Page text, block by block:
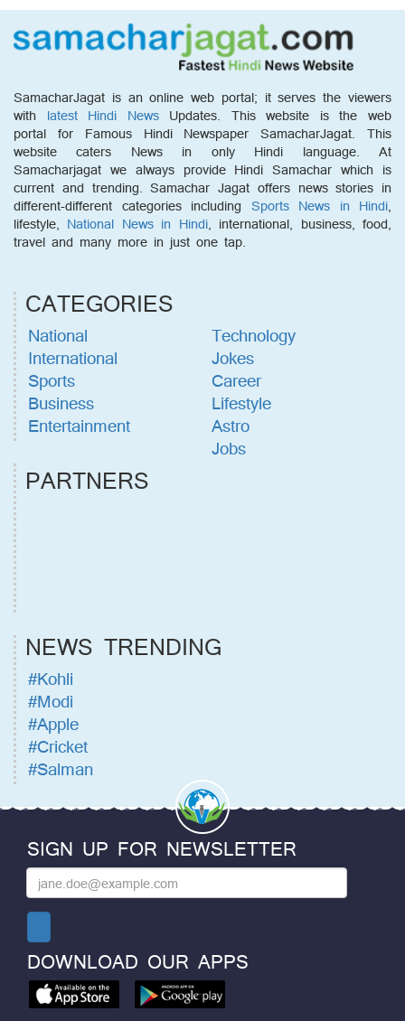
SamacharJagat is an online web portal; it serves the viewers
with latest Hindi NewsUpdates. This website is the web
portal for Famous Hindi Newspaper SamacharJagat. This
website caters News in only Hindi language. At
Samacharjagat we always provide Hindi Samachar which is
current and trending. Samachar Jagat offers news stories in
different-different categories including Sports News in Hindi,
lifestyle, National News in Hindi, international, business, food,
travel and many more in just one tap.
CATEGORIES
National
International
Sports
Business
Entertainment
Technology
Jokes
Career
Lifestyle
Astro
Jobs
PARTNERS
NEWS TRENDING
#Kohli
#Modi
#Apple
#Cricket
#Salman
SIGN UP FOR NEWSLETTER
DOWNLOAD OUR APPS